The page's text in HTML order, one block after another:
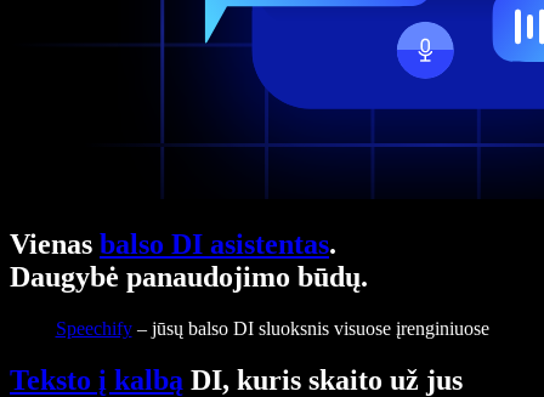
Vienas balso DI asistentas.
Daugybė panaudojimo būdų.
Speechify– jūsų balso DI sluoksnis visuose įrenginiuose
Teksto į kalbą DI, kuris skaito už jus